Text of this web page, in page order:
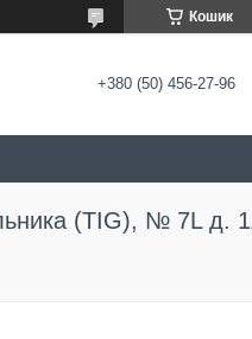
Кошик
+380 (50) 456-27-96
(TIG), № 7L д.